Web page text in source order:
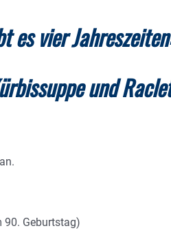
es vier
und
90. Geburtstag)